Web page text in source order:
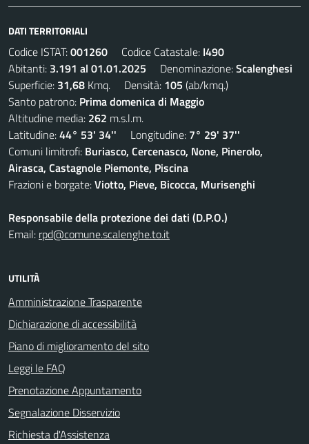
DATI TERRITORIALI
Codice ISTAT:001260 Codice Catastale: I490
Abitanti: 3.191 al 01.01.2025 Denominazione:Scalenghesi
Superficie: 31,68 Kmq. Densità: 105 (ab/kmq.)
Santo patrono: Prima domenica di Maggio
Altitudine media: 262 m.s.l.m.
Latitudine:44° 53' 34'' Longitudine: 7° 29' 37''
Comuni limitrofi: Buriasco, Cercenasco, None, Pinerolo,
Airasca, Castagnole Piemonte, Piscina
Frazioni e borgate:Viotto, Pieve, Bicocca, Murisenghi
Responsabile della protezione dei dati (D.P.O.)
Email: rpd@comune.scalenghe.to.it
UTILITÀ
Amministrazione Trasparente
Dichiarazione di accessibilità
Piano di miglioramento del sito
Leggi le FAQ
Prenotazione Appuntamento
Segnalazione Disservizio
Richiesta d'Assistenza